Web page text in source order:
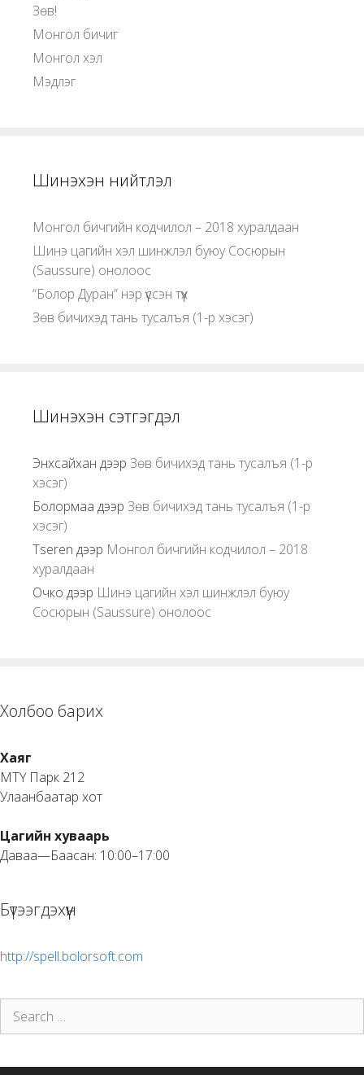
Зөв!
Монгол бичиг
Монгол хэл
Мэдлэг
Шинэхэн нийтлэл
Монгол бичгийн кодчилол – 2018 хуралдаан
Шинэ цагийн хэл шинжлэл буюу Сосюрын
(Saussure) онолоос
“Болор Дуран” нэр үүссэн түүх
Зөв бичихэд тань тусалъя (1-р хэсэг)
Шинэхэн сэтгэгдэл
Энхсайхан дээр Зөв бичихэд тань тусалъя (1-р
хэсэг)
Болормаа дээр Зөв бичихэд тань тусалъя (1-р
хэсэг)
Tseren дээр Монгол бичгийн кодчилол – 2018
хуралдаан
Очко дээр Шинэ цагийн хэл шинжлэл буюу
Сосюрын (Saussure) онолоос
Холбоо барих
Хаяг
МТҮ Парк 212
Улаанбаатар хот
Цагийн хуваарь
Даваа—Баасан: 10:00–17:00
Бүтээгдэхүүн
http://spell.bolorsoft.com
Search
for: